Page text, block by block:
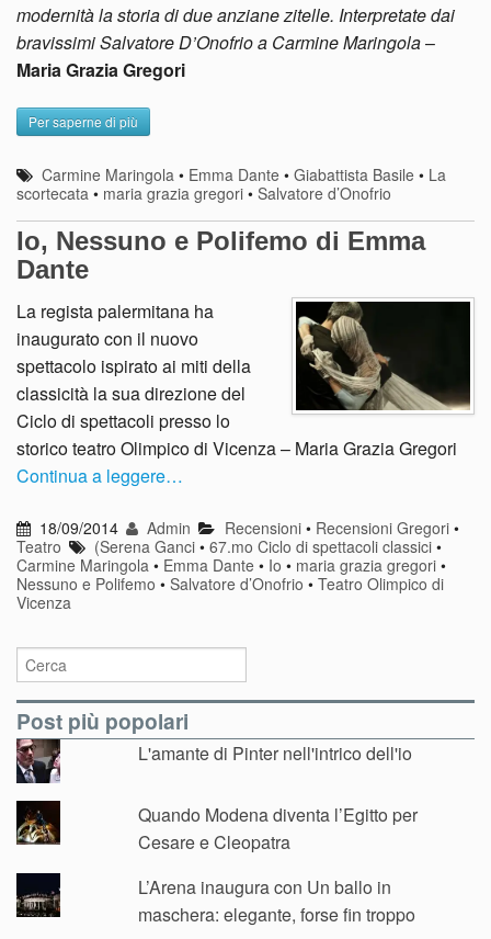
modernità la storia di due anziane zitelle. Interpretate dai
bravissimi Salvatore D’Onofrio a Carmine Maringola–
Maria Grazia Gregori
Per saperne di più
Carmine Maringola • Emma Dante •Giabattista Basile • La
scortecata • maria grazia gregori • Salvatore d’Onofrio
Io, Nessuno e Polifemo di Emma
Dante
La regista palermitana ha
inaugurato con il nuovo
spettacolo ispirato ai miti della
classicità la sua direzione del
Ciclo di spettacoli presso lo
storico teatro Olimpico di Vicenza – Maria Grazia Gregori
Continua a leggere…
18/09/2014 Admin Recensioni• Recensioni Gregori•
Teatro
(Serena Ganci •67.mo Ciclo di spettacoli classici •
Carmine Maringola • Emma Dante • Io • maria grazia gregori •
Nessuno e Polifemo • Salvatore d’Onofrio • Teatro Olimpico di
Vicenza
Post più popolari
L'amante di Pinter nell'intrico dell'io
Quando Modena diventa l’Egitto per
Cesare e Cleopatra
L’Arena inaugura con Un ballo in
maschera: elegante, forse fin troppo